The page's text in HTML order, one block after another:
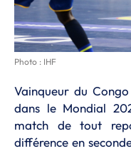
Photo : IHF
Vainqueur du
dans le Mondial
match de tout
différence en